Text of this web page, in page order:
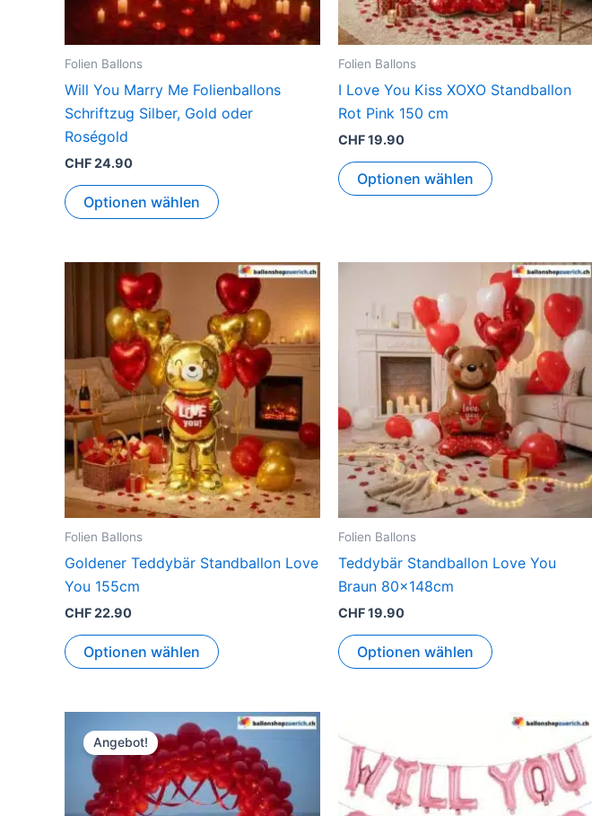
Folien Ballons
Will You Marry Me Folienballons
Schriftzug Silber, Gold oder
Roségold
CHF24.90
Optionen wählen
auf
der
gewählt
werden
Folien Ballons
I Love You Kiss XOXO Standballon
Rot Pink 150 cm
CHF19.90
Optionen wählen
Folien Ballons
Goldener Teddybär Standballon Love
You 155cm
CHF22.90
Optionen wählen
Folien Ballons
Teddybär Standballon Love You
Braun 80x148cm
CHF19.90
Optionen wählen
Angebot!
Ursprünglicher
Preis
war:
CHF 49.90
Aktueller
Preis
ist:
CHF 34.90.